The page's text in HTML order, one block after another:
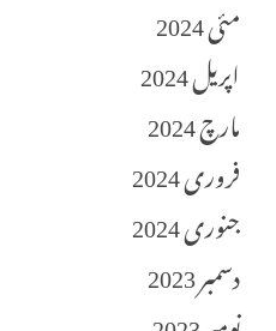
مئی 2024
اپریل 2024
مارچ 2024
فروری 2024
جنوری 2024
دسمبر 2023